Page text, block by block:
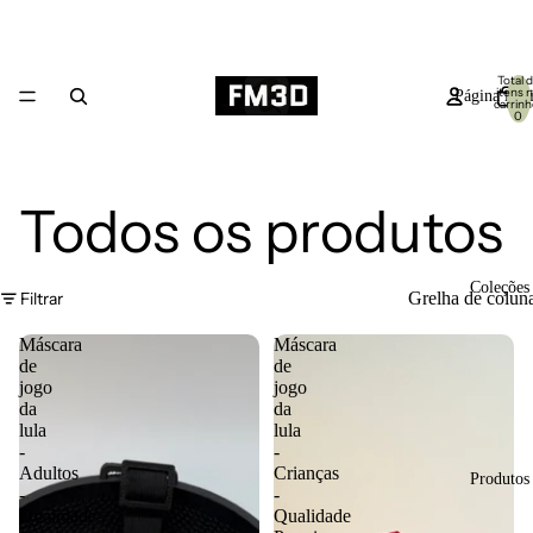
Página
Coleções
Produtos
Total
itens
0
Todos os produtos
Filtrar Grelha de
Máscara
de
jogo
da
lula
-
Adultos
-
Qualidade
Máscara
de
jogo
da
lula
-
Crianças
-
Qualidade